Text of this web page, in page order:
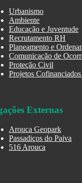
Urbanismo
Ambiente
Educação e Juventude
Recrutamento RH
Planeamento e
Comunicação de
Proteção Civil
Projetos
Externas
Arouca Geopark
Passadiços do Paiva
516 Arouca